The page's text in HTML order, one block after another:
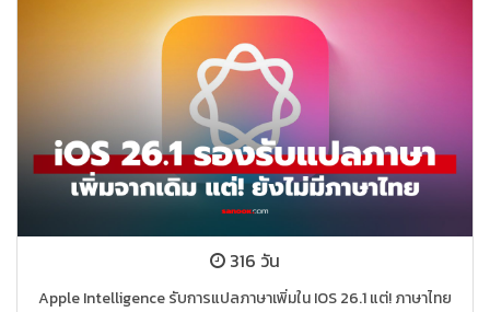
316 วัน
Apple Intelligence รับการแปลภาษาเพิ่มใน IOS 26.1 แต่! ภาษาไทย